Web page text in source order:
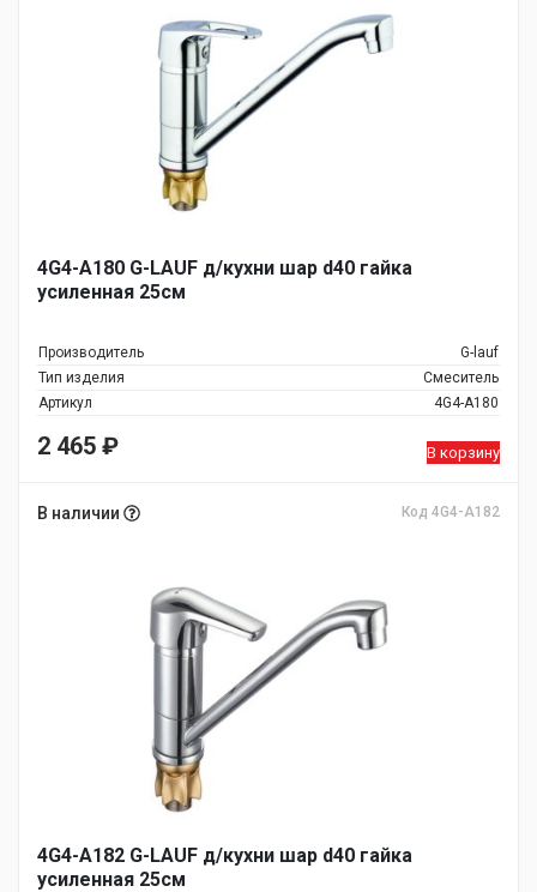
4G4-A180 G-LAUF д/кухни шар d40 гайка
усиленная 25см
Производитель
G-lauf
Тип изделия
Смеситель
Артикул
4G4-A180
2 465 ₽ В корзину
В наличии Код 4G4-A182
4G4-A182 G-LAUF д/кухни шар d40 гайка
усиленная 25см